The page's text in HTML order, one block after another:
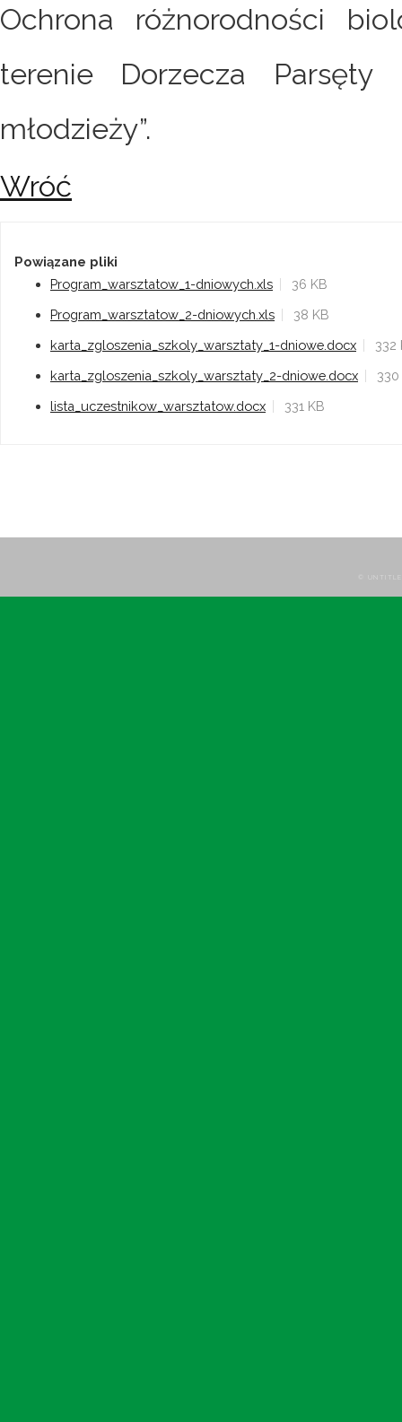
Ochrona różnorodności
terenie Dorzecza
młodzieży”.
Wróć
Powiązane pliki
Program_warsztatow_1-dniowych.xls
36 KB
Program_warsztatow_2-dniowych.xls
38 KB
karta_zgloszenia_szkoly_warsztaty_1-dniowe.docx
332
karta_zgloszenia_szkoly_warsztaty_2-dniowe.docx
330
lista_uczestnikow_warsztatow.docx
331 KB
©